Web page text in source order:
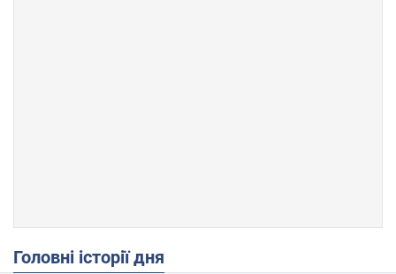
Головні історії дня